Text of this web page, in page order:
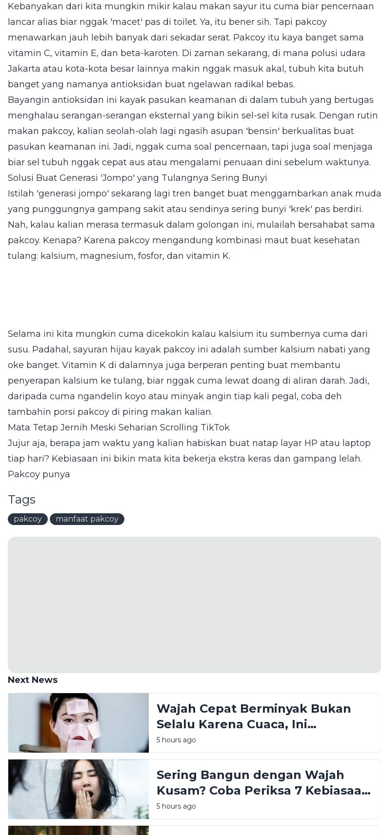
Kebanyakan dari kita mungkin mikir kalau makan sayur itu cuma biar pencernaan
lancar alias biar nggak 'macet' pas di toilet. Ya, itu bener sih. Tapi pakcoy
menawarkan jauh lebih banyak dari sekadar serat. Pakcoy itu kaya banget sama
vitamin C, vitamin E, dan beta-karoten. Di zaman sekarang, di mana polusi udara
Jakarta atau kota-kota besar lainnya makin nggak masuk akal, tubuh kita butuh
banget yang namanya antioksidan buat ngelawan radikal bebas.
Bayangin antioksidan ini kayak pasukan keamanan di dalam tubuh yang bertugas
menghalau serangan-serangan eksternal yang bikin sel-sel kita rusak. Dengan rutin
makan pakcoy, kalian seolah-olah lagi ngasih asupan 'bensin' berkualitas buat
pasukan keamanan ini. Jadi, nggak cuma soal pencernaan, tapi juga soal menjaga
biar sel tubuh nggak cepat aus atau mengalami penuaan dini sebelum waktunya.
Solusi Buat Generasi 'Jompo' yang Tulangnya Sering Bunyi
Istilah 'generasi jompo' sekarang lagi tren banget buat menggambarkan anak muda
yang punggungnya gampang sakit atau sendinya sering bunyi 'krek' pas berdiri.
Nah, kalau kalian merasa termasuk dalam golongan ini, mulailah bersahabat sama
pakcoy. Kenapa? Karena pakcoy mengandung kombinasi maut buat kesehatan
tulang: kalsium, magnesium, fosfor, dan vitamin K.
Selama ini kita mungkin cuma dicekokin kalau kalsium itu sumbernya cuma dari
susu. Padahal, sayuran hijau kayak pakcoy ini adalah sumber kalsium nabati yang
oke banget. Vitamin K di dalamnya juga berperan penting buat membantu
penyerapan kalsium ke tulang, biar nggak cuma lewat doang di aliran darah. Jadi,
daripada cuma ngandelin koyo atau minyak angin tiap kali pegal, coba deh
tambahin porsi pakcoy di piring makan kalian.
Mata Tetap Jernih Meski Seharian Scrolling TikTok
Jujur aja, berapa jam waktu yang kalian habiskan buat natap layar HP atau laptop
tiap hari? Kebiasaan ini bikin mata kita bekerja ekstra keras dan gampang lelah.
Pakcoy punya
Tags
pakcoy manfaat pakcoy
Next News
Wajah Cepat Berminyak Bukan
Selalu Karena Cuaca, Ini
Kemungkinan Penyebabnya
5 hours ago
Sering Bangun dengan Wajah
Kusam? Coba Periksa 7 Kebiasaan
Sebelum Tidur Ini
5 hours ago